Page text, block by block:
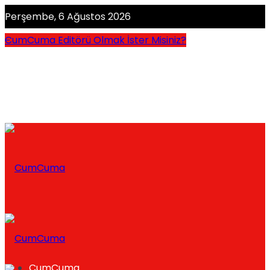
Perşembe, 6 Ağustos 2026
CumCuma Editörü Olmak İster Misiniz?